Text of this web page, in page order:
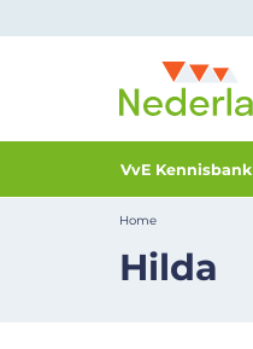
VvE Kennisbank
Home
Hilda